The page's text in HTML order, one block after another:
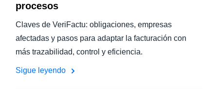
procesos
Claves de VeriFactu: obligaciones, empresas
afectadas y pasos para adaptar la facturación con
más trazabilidad, control y eficiencia.
Sigue leyendo